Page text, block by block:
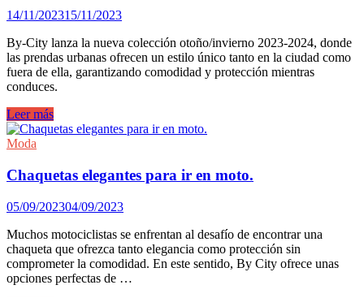
CE
X-
Rover
14/11/202315/11/2023
By-City lanza la nueva colección otoño/invierno 2023-2024, donde
las prendas urbanas ofrecen un estilo único tanto en la ciudad como
fuera de ella, garantizando comodidad y protección mientras
conduces.
Una
nueva
colección
de
By-
City
para
otoño/invierno
2023/2024
Leer más
Moda
Chaquetas elegantes para ir en moto.
05/09/202304/09/2023
Muchos motociclistas se enfrentan al desafío de encontrar una
chaqueta que ofrezca tanto elegancia como protección sin
comprometer la comodidad. En este sentido, By City ofrece unas
opciones perfectas de …